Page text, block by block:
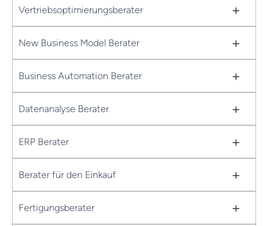
Vertriebsoptimierungsberater +
New Business Model Berater +
Business Automation Berater +
Datenanalyse Berater +
ERP Berater +
Berater für den Einkauf +
Fertigungsberater +